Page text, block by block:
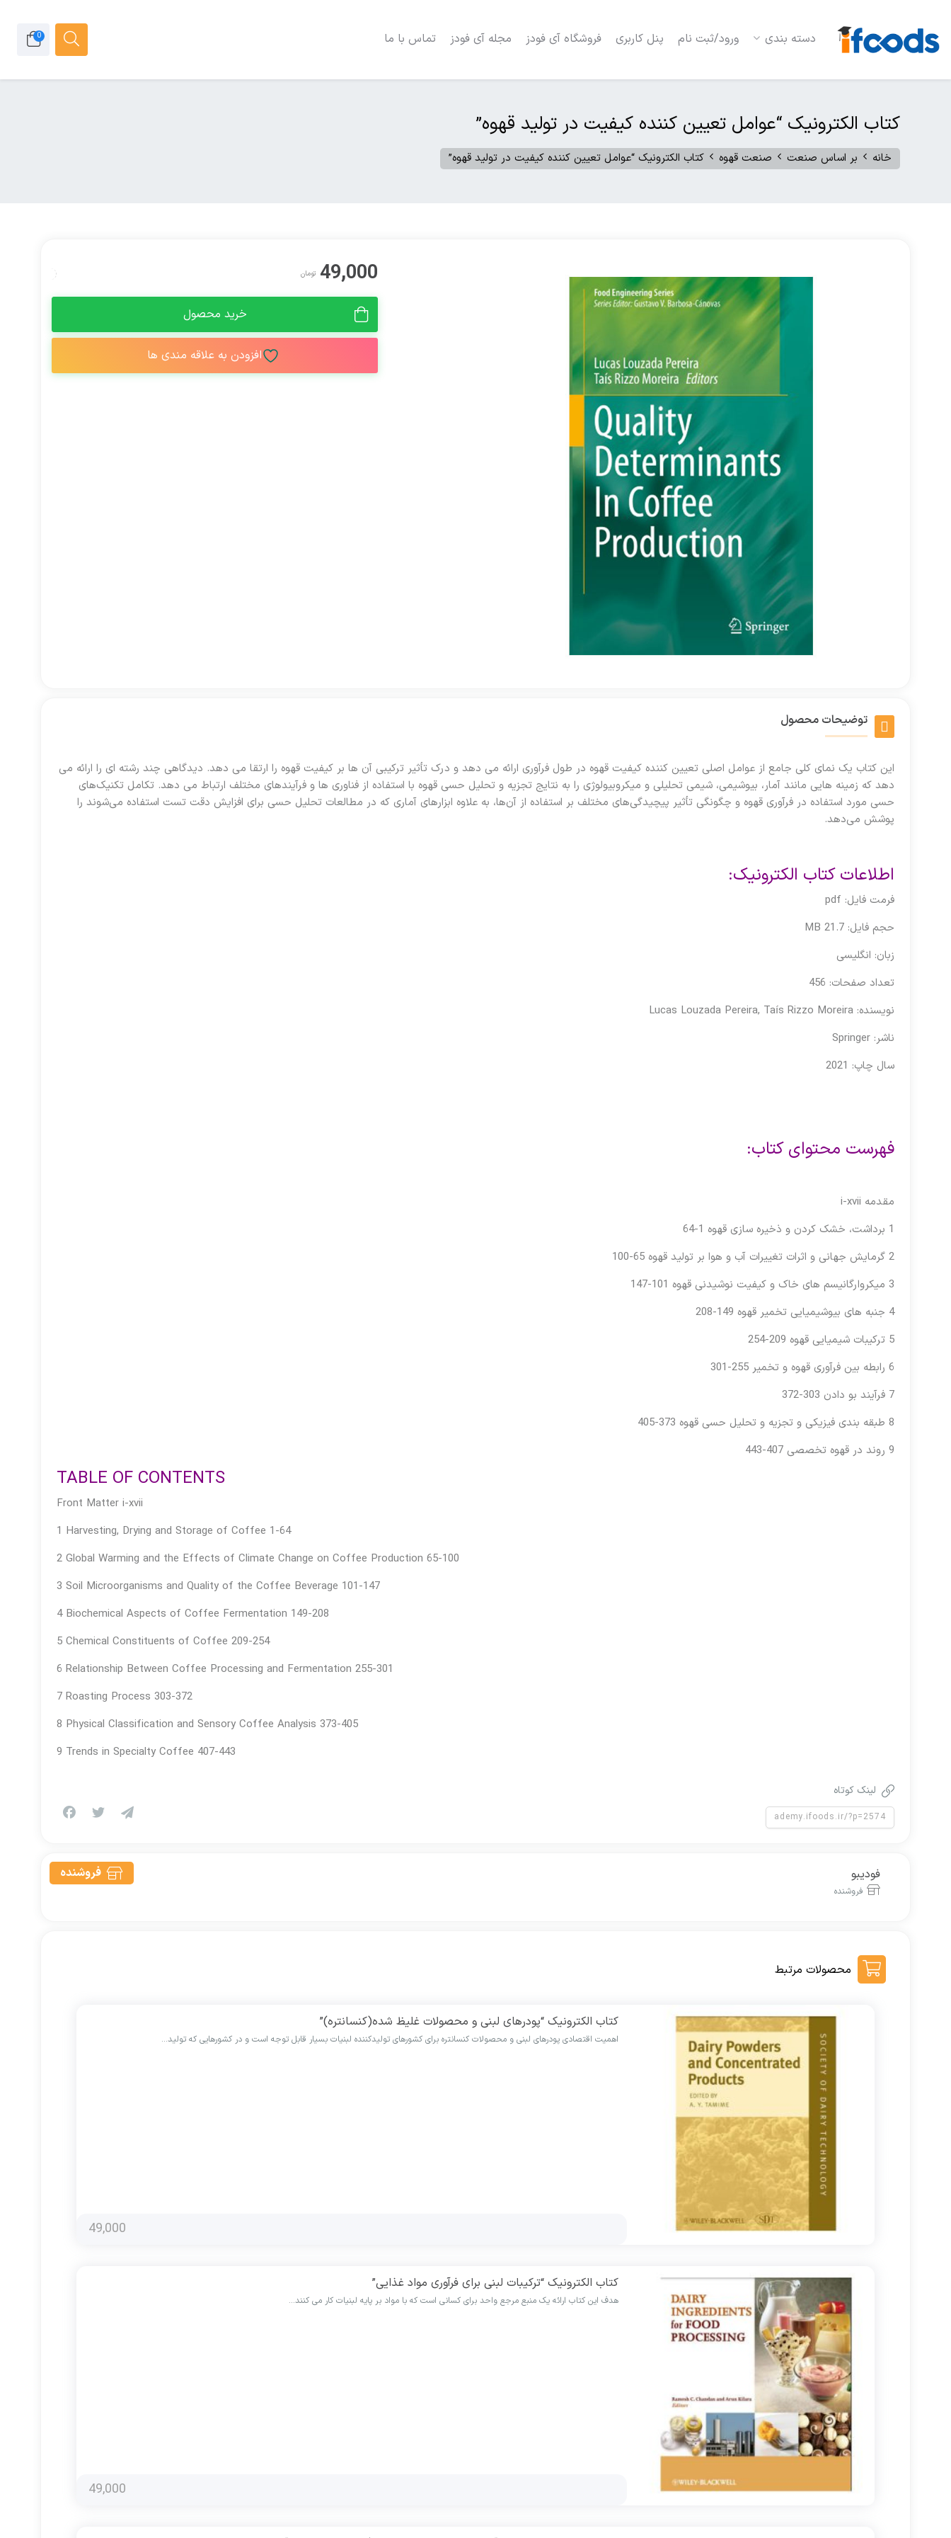
دسته بندی ورود/ثبت نام پنل کاربری فروشگاه آی فودز مجله آی فودز تماس با ما 0
کتاب الکترونیک “عوامل تعیین کننده کیفیت در تولید قهوه”
خانه بر اساس صنعت صنعت قهوه کتاب الکترونیک “عوامل تعیین کننده کیفیت در تولید قهوه”
49,000 تومان
خرید محصول
افزودن به علاقه مندی ها
توضیحات محصول
این کتاب یک نمای کلی جامع از عوامل اصلی تعیین کننده کیفیت قهوه در طول فرآوری ارائه می دهد و درک تأثیر ترکیبی آن ها بر کیفیت قهوه را ارتقا می دهد. دیدگاهی چند رشته ای را ارائه می
دهد که زمینه هایی مانند آمار، بیوشیمی، شیمی تحلیلی و میکروبیولوژی را به نتایج تجزیه و تحلیل حسی قهوه با استفاده از فناوری ها و فرآیندهای مختلف ارتباط می دهد. تکامل تکنیک‌های
حسی مورد استفاده در فرآوری قهوه و چگونگی تأثیر پیچیدگی‌های مختلف بر استفاده از آن‌ها، به علاوه ابزارهای آماری که در مطالعات تحلیل حسی برای افزایش دقت تست استفاده می‌شوند را
پوشش می‌دهد.
اطلاعات کتاب الکترونیک:
فرمت فایل: pdf
حجم فایل: 21.7 MB
زبان: انگلیسی
تعداد صفحات: 456
نویسنده: Lucas Louzada Pereira, Taís Rizzo Moreira
ناشر: Springer
سال چاپ: 2021
فهرست محتوای کتاب:
مقدمه i-xvii
1 برداشت، خشک کردن و ذخیره سازی قهوه 1-64
2 گرمایش جهانی و اثرات تغییرات آب و هوا بر تولید قهوه 65-100
3 میکروارگانیسم های خاک و کیفیت نوشیدنی قهوه 101-147
4 جنبه های بیوشیمیایی تخمیر قهوه 149-208
5 ترکیبات شیمیایی قهوه 209-254
6 رابطه بین فرآوری قهوه و تخمیر 255-301
7 فرآیند بو دادن 303-372
8 طبقه بندی فیزیکی و تجزیه و تحلیل حسی قهوه 373-405
9 روند در قهوه تخصصی 407-443
TABLE OF CONTENTS
Front Matter i-xvii
1 Harvesting, Drying and Storage of Coffee 1-64
2 Global Warming and the Effects of Climate Change on Coffee Production 65-100
3 Soil Microorganisms and Quality of the Coffee Beverage 101-147
4 Biochemical Aspects of Coffee Fermentation 149-208
5 Chemical Constituents of Coffee 209-254
6 Relationship Between Coffee Processing and Fermentation 255-301
7 Roasting Process 303-372
8 Physical Classification and Sensory Coffee Analysis 373-405
9 Trends in Specialty Coffee 407-443
لینک کوتاه
فروشنده فودیبو
فروشنده
محصولات مرتبط
کتاب الکترونیک “پودرهای لبنی و محصولات غلیظ شده(کنسانتره)”
اهمیت اقتصادی پودرهای لبنی و محصولات کنسانتره برای کشورهای تولیدکننده لبنیات بسیار قابل توجه است و در کشورهایی که تولید…
49,000
کتاب الکترونیک “ترکیبات لبنی برای فرآوری مواد غذایی”
هدف این کتاب ارائه یک منبع مرجع واحد برای کسانی است که با مواد بر پایه لبنیات کار می کنند…
49,000